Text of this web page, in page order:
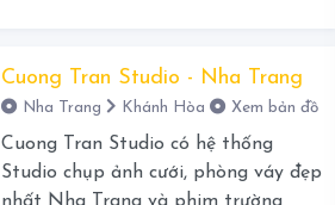
Cuong Tran Studio - Nha Trang
Nha Trang Khánh Hòa Xem bản đồ
Cuong Tran Studio có hệ thống
Studio chụp ảnh cưới, phòng váy đẹp
nhất Nha Trang và phim trường